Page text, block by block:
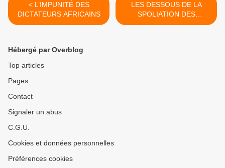
< L’IMPUNITÉ DES
DICTATEURS AFRICAINS
LES DESSOUS DE LA
SPOLIATION DES
REVENUS PETROLIERS
Hébergé par Overblog
Top articles
Pages
Contact
Signaler un abus
C.G.U.
Cookies et données personnelles
Préférences cookies